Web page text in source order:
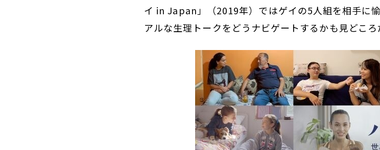
イ in Japan」（2019年）ではゲイの5人組を相手に
アルな生理トークをどうナビゲートするかも見どころ